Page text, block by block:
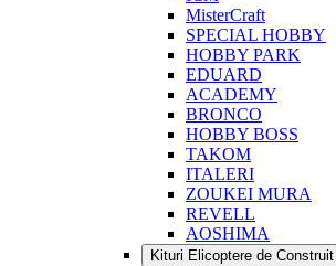
MisterCraft
SPECIAL HOBBY
HOBBY PARK
EDUARD
ACADEMY
BRONCO
HOBBY BOSS
TAKOM
ITALERI
ZOUKEI MURA
REVELL
AOSHIMA
Kituri Elicoptere de Construit